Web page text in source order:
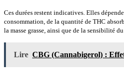
Ces durées restent indicatives. Elles
consommation, de la quantité de THC
la masse grasse, ainsi que de la sensibilité
Lire CBG (Cannabigerol) :